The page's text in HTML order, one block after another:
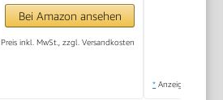
Bei Amazon ansehen
Preis inkl. MwSt., zzgl. Versandkosten
* Anzeige